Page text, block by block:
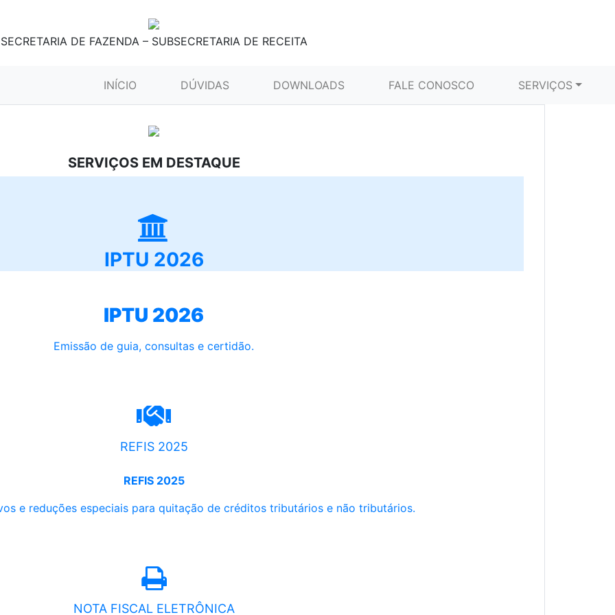
SECRETARIA DE FAZENDA – SUBSECRETARIA DE RECEITA
INÍCIO (CURRENT)DÚVIDAS DOWNLOADS FALE CONOSCO SERVIÇOS
SERVIÇOS EM DESTAQUE
IPTU 2026
IPTU 2026
Emissão de guia, consultas e certidão.
REFIS 2025
REFIS 2025
e reduções especiais para quitação de créditos tributários e não tributários.
NOTA FISCAL ELETRÔNICA